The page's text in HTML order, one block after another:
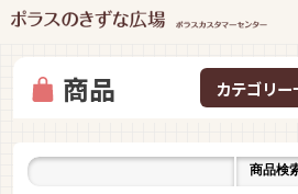
住まいの商品
インテリアコーディネー
ト
イベント
商品
商品検